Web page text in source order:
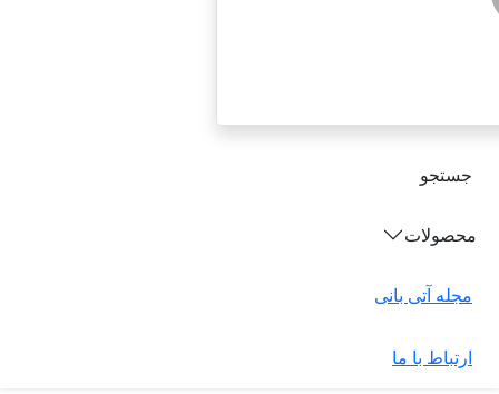
جستجو
محصولات
مجله آتی بانی
ارتباط با ما